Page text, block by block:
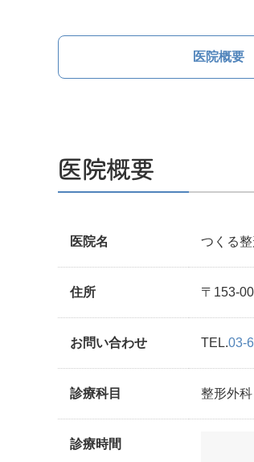
医院概要
医院概要
医院名 つくる
住所 〒153-
お問い合わせ TEL.03-
診療科目 整形外
診療時間